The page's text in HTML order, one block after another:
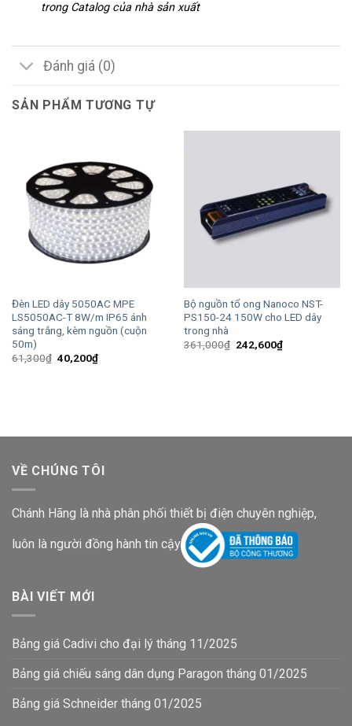
trong Catalog của nhà sản xuất
Đánh giá (0)
SẢN PHẨM TƯƠNG TỰ
Đèn LED dây 5050AC MPE
LS5050AC-T 8W/m IP65 ánh
sáng trắng, kèm nguồn (cuộn
50m)
61,300₫ Giá
gốc
40,200₫Giá
hiện
Bộ nguồn tổ ong Nanoco NST-
PS150-24 150W cho LED dây
trong nhà
361,000₫ Giá
242,600₫Giá
hiện
VỀ CHÚNG TÔI
Chánh Hãng là nhà phân phối thiết bị điện chuyên nghiệp,
luôn là người đồng hành tin cậy
BÀI VIẾT MỚI
Bảng giá Cadivi cho đại lý tháng 11/2025
Bảng giá chiếu sáng dân dụng Paragon tháng 01/2025
Bảng giá Schneider tháng 01/2025